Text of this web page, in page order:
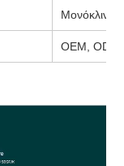
Μονόκλινο
OEM,